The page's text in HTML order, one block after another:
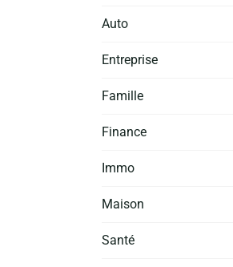
Auto
Entreprise
Famille
Finance
Immo
Maison
Santé